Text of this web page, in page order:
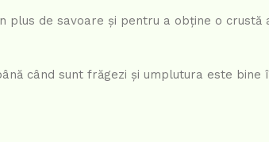
plus de savoare și pentru a obține o crustă
când sunt frăgezi și umplutura este bine